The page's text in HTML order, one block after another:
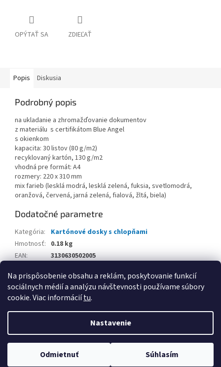
Na prispôsobenie obsahu a reklám, poskytovanie funkcií
sociálnych médií a analýzu návštevnosti používame súbory
cookie. Viac informáciítu.
Nastavenie
Odmietnuť Súhlasím
OPÝTAŤ SA ZDIEĽAŤ
Popis Diskusia
Podrobný popis
na ukladanie a zhromažďovanie dokumentov
z materiálu s certifikátom Blue Angel
s okienkom
kapacita: 30 listov (80 g/m2)
recyklovaný kartón, 130 g/m2
vhodná pre formát: A4
rozmery: 220 x 310 mm
mix farieb (lesklá modrá, lesklá zelená, fuksia, svetlomodrá,
oranžová, červená, jarná zelená, fialová, žltá, biela)
Dodatočné parametre
Kategória:
Kartónové dosky s chlopňami
Hmotnosť: 0.18 kg
EAN:
3130630502005
Copyright 2026www.kancpapier.sk. Všetky práva vyhradené.
Upraviť nastavenie cookies